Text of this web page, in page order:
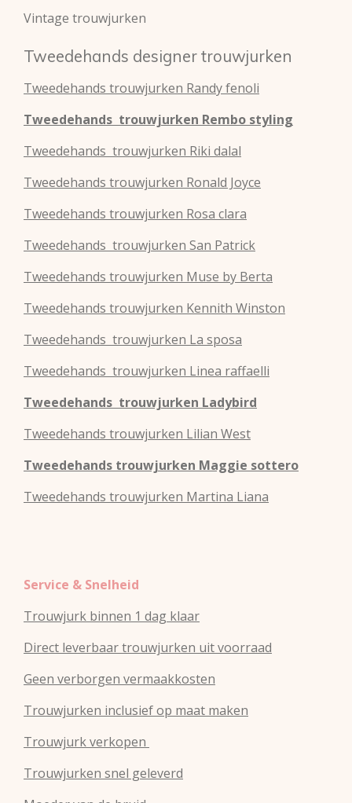
Vintage trouwjurken
Tweedehands designer trouwjurken
Tweedehands trouwjurken Randy fenoli
Tweedehands trouwjurken Rembo styling
Tweedehands trouwjurken Riki dalal
Tweedehands trouwjurken Ronald Joyce
Tweedehands trouwjurken Rosa clara
Tweedehands trouwjurken San Patrick
Tweedehands trouwjurken Muse by Berta
Tweedehands trouwjurken Kennith Winston
Tweedehands trouwjurken La sposa
Tweedehands trouwjurken Linea raffaelli
Tweedehands trouwjurken Ladybird
Tweedehands trouwjurken Lilian West
Tweedehands trouwjurken Maggie sottero
Tweedehands trouwjurken Martina Liana
Service & Snelheid
Trouwjurk binnen 1 dag klaar
Direct leverbaar trouwjurken uit voorraad
Geen verborgen vermaakkosten
Trouwjurken inclusief op maat maken
Trouwjurk verkopen
Trouwjurken snel geleverd